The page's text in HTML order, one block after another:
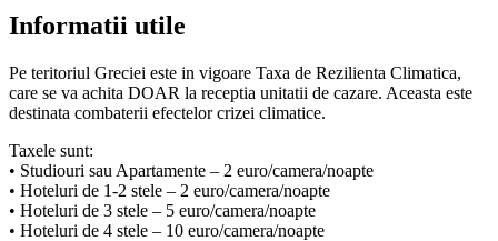
Informatii utile
Pe teritoriul Greciei este in vigoare Taxa de Rezilienta Climatica,
care se va achita DOAR la receptia unitatii de cazare. Aceasta este
destinata combaterii efectelor crizei climatice.
Taxele sunt:
• Studiouri sau Apartamente – 2 euro/camera/noapte
• Hoteluri de 1-2 stele – 2 euro/camera/noapte
• Hoteluri de 3 stele – 5 euro/camera/noapte
• Hoteluri de 4 stele – 10 euro/camera/noapte